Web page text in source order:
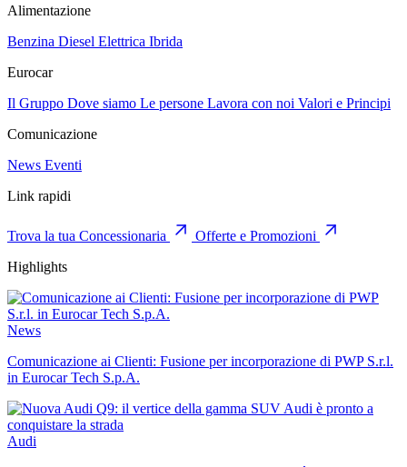
Alimentazione
Benzina Diesel Elettrica Ibrida
Eurocar
Il Gruppo Dove siamo Le persone Lavora con noi Valori e Principi
Comunicazione
News Eventi
Link rapidi
Trova la tua Concessionaria
Offerte e Promozioni
Highlights
News
Comunicazione ai Clienti: Fusione per incorporazione di PWP S.r.l.
in Eurocar Tech S.p.A.
Audi